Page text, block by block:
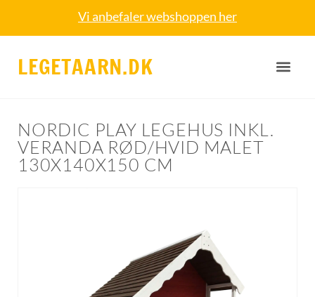
Vi anbefaler webshoppen her
LEGETAARN.DK
NORDIC PLAY LEGEHUS INKL.
VERANDA RØD/HVID MALET
130X140X150 CM